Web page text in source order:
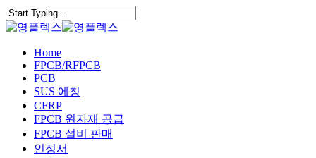
Skip
to
main
content
Close
Menu
Home
FPCB/RFPCB
PCB
SUS 에칭
CFRP
FPCB 원자재 공급
FPCB 설비 판매
인정서